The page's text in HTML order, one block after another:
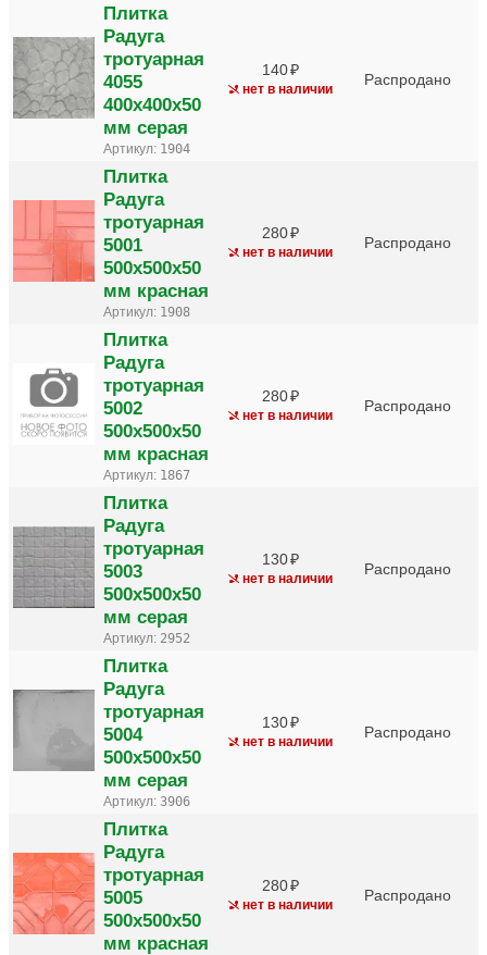
Плитка
Радуга
тротуарная
4055
400х400х50
мм серая
Артикул: 1904
140
нет в наличии
Распродано
Плитка
Радуга
тротуарная
5001
500х500х50
мм красная
Артикул: 1908
280
нет в наличии
Распродано
Плитка
Радуга
тротуарная
5002
500х500х50
мм красная
Артикул: 1867
280
нет в наличии
Распродано
Плитка
Радуга
тротуарная
5003
500х500х50
мм серая
Артикул: 2952
130
нет в наличии
Распродано
Плитка
Радуга
тротуарная
5004
500х500х50
мм серая
Артикул: 3906
130
нет в наличии
Распродано
Плитка
Радуга
тротуарная
5005
500х500х50
мм красная
280
нет в наличии
Распродано